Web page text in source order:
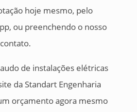
hoje mesmo, pelo
ou preenchendo o nosso
de instalações elétricas
da Standart Engenharia
orçamento agora mesmo